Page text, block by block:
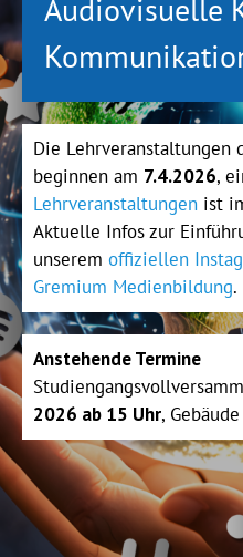
Audiovisuelle
Die Lehrveranstaltungen
beginnen am 7.4.2026,
Lehrveranstaltungen ist
Aktuelle Infos zur
unserem offiziellen
Gremium Medienbildung.
Anstehende Termine
2026 ab 15 Uhr,